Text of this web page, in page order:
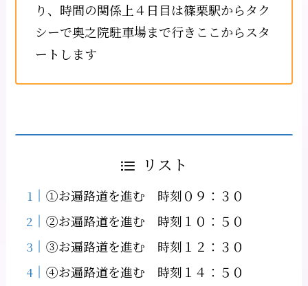
り、時間の関係上４日目は篠栗駅からタク
シーで奥之院駐車場まで行きここからスタ
ートします
リスト
①お遍路道を進む 時刻０９：３０
②お遍路道を進む 時刻１０：５０
③お遍路道を進む 時刻１２：３０
④お遍路道を進む 時刻１４：５０